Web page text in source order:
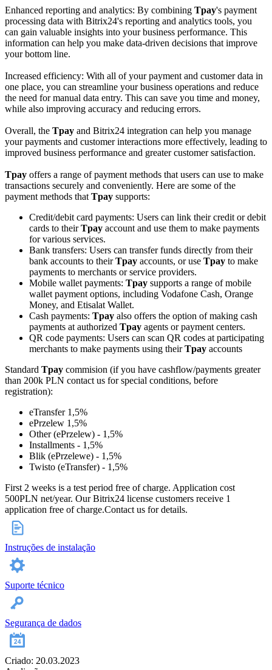
Enhanced reporting and analytics: By combining Tpay's payment
processing data with Bitrix24's reporting and analytics tools, you
can gain valuable insights into your business performance. This
information can help you make data-driven decisions that improve
your bottom line.
Increased efficiency: With all of your payment and customer data in
one place, you can streamline your business operations and reduce
the need for manual data entry. This can save you time and money,
while also improving accuracy and reducing errors.
Overall, the Tpay and Bitrix24 integration can help you manage
your payments and customer interactions more effectively, leading to
improved business performance and greater customer satisfaction.
Tpay offers a range of payment methods that users can use to make
transactions securely and conveniently. Here are some of the
payment methods thatTpay supports:
Credit/debit card payments: Users can link their credit or debit
cards to theirTpay account and use them to make payments
for various services.
Bank transfers: Users can transfer funds directly from their
bank accounts to theirTpay accounts, or use Tpay to make
payments to merchants or service providers.
Mobile wallet payments: Tpay supports a range of mobile
wallet payment options, including Vodafone Cash, Orange
Money, and Etisalat Wallet.
Cash payments: Tpay also offers the option of making cash
payments at authorized Tpay agents or payment centers.
QR code payments: Users can scan QR codes at participating
merchants to make payments using theirTpay accounts
Standard Tpay commision (if you have cashflow/payments greater
than 200k PLN contact us for special conditions, before
registration):
eTransfer 1,5%
ePrzelew 1,5%
Other (ePrzelew) - 1,5%
Installments - 1,5%
Blik (ePrzelewe) - 1,5%
Twisto (eTransfer) - 1,5%
First 2 weeks is a test period free of charge. Application cost
500PLN net/year. Our Bitrix24 license customers receive 1
application free of charge.Contact us for details.
Instruções de instalação
Suporte técnico
Segurança de dados
Criado: 20.03.2023